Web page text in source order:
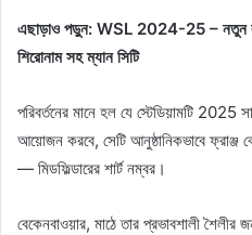
এছাড়াও পড়ুন: WSL 2024-25 – নতুন
শিরোনাম সহ ম্যান সিটি
পরিবর্তনের মানে হল যে স্টেডিয়ামটি 2025
আয়োজন করবে, সেটি আনুষ্ঠানিকভাবে ফ্রাঞ্জ
— মিডফিল্ডারের শার্ট নম্বর।
বেকেনবাওয়ার, মাঠে তার প্রভাবশালী শৈলীর